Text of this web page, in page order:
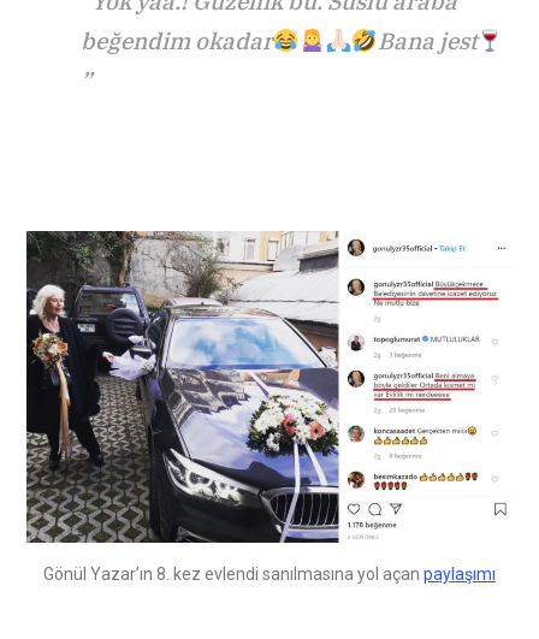
beğendim okadar
Bana jest
”
Gönül Yazar’ın 8. kez evlendi sanılmasına yol açan paylaşımı